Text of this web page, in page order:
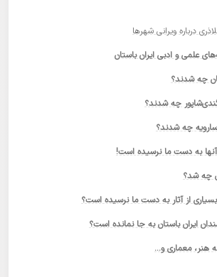
درباره ویرانی شهرها
علمی و ادبی ایران باستان
چه شدند؟
چه شدند؟
چه شدند؟
به دست ما نرسیده است!
چه شد؟
از آثار به دست ما نرسیده است؟
ایران باستان به جا نمانده است؟
هنر، معماری و…